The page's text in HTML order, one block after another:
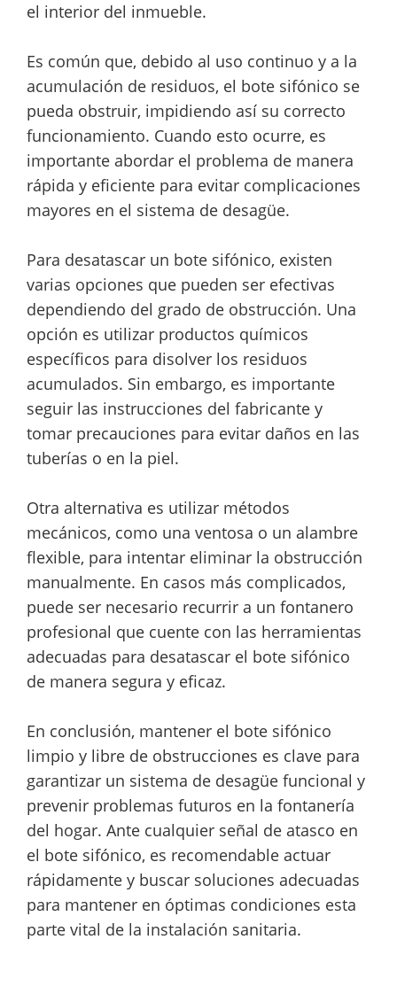
el interior del inmueble.
Es común que, debido al uso continuo y a la
acumulación de residuos, el bote sifónico se
pueda obstruir, impidiendo así su correcto
funcionamiento. Cuando esto ocurre, es
importante abordar el problema de manera
rápida y eficiente para evitar complicaciones
mayores en el sistema de desagüe.
Para desatascar un bote sifónico, existen
varias opciones que pueden ser efectivas
dependiendo del grado de obstrucción. Una
opción es utilizar productos químicos
específicos para disolver los residuos
acumulados. Sin embargo, es importante
seguir las instrucciones del fabricante y
tomar precauciones para evitar daños en las
tuberías o en la piel.
Otra alternativa es utilizar métodos
mecánicos, como una ventosa o un alambre
flexible, para intentar eliminar la obstrucción
manualmente. En casos más complicados,
puede ser necesario recurrir a un fontanero
profesional que cuente con las herramientas
adecuadas para desatascar el bote sifónico
de manera segura y eficaz.
En conclusión, mantener el bote sifónico
limpio y libre de obstrucciones es clave para
garantizar un sistema de desagüe funcional y
prevenir problemas futuros en la fontanería
del hogar. Ante cualquier señal de atasco en
el bote sifónico, es recomendable actuar
rápidamente y buscar soluciones adecuadas
para mantener en óptimas condiciones esta
parte vital de la instalación sanitaria.